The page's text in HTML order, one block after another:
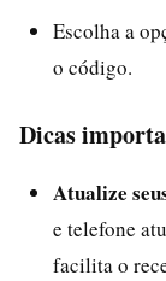
Escolha a
o código.
Dicas
Atualize
e telefone
facilita o